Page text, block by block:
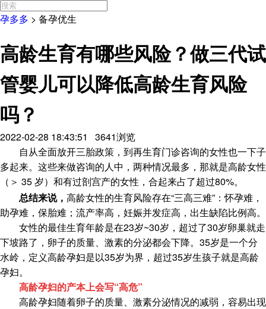
孕多多 > 备孕优生
高龄生育有哪些风险？做三代试
管婴儿可以降低高龄生育风险
吗？
2022-02-28 18:43:51 3641浏览
自从全面放开三胎政策，到再生育门诊咨询的女性也一下子
多起来。这些来做咨询的人中，两种情况最多，那就是高龄女性
（＞ 35 岁）和有过剖宫产的女性，合起来占了超过80%。
总结来说， 高龄女性的生育风险存在“三高三难”：怀孕难，
助孕难，保胎难；流产率高，妊娠并发症高，出生缺陷比例高。
女性的最佳生育年龄是在23岁~30岁，超过了30岁卵巢就走
下坡路了，卵子的质量、激素的分泌都会下降。35岁是一个分
水岭，定义高龄孕妇是以35岁为界，超过35岁生孩子就是高龄
孕妇。
高龄孕妇的产本上会写“高危”
高龄孕妇随着卵子的质量、激素分泌情况的减弱，容易出现